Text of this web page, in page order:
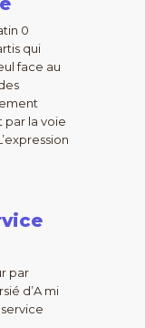
0
qui
face au
par la voie
par
d’A mi